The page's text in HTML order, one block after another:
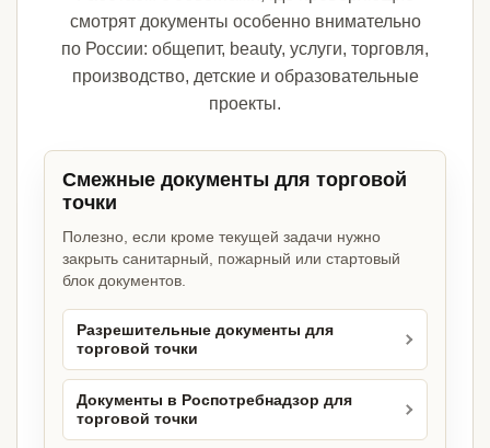
смотрят документы особенно внимательно
по России: общепит, beauty, услуги, торговля,
производство, детские и образовательные
проекты.
Смежные документы для торговой
точки
Полезно, если кроме текущей задачи нужно
закрыть санитарный, пожарный или стартовый
блок документов.
Разрешительные документы для
торговой точки
Документы в Роспотребнадзор для
торговой точки